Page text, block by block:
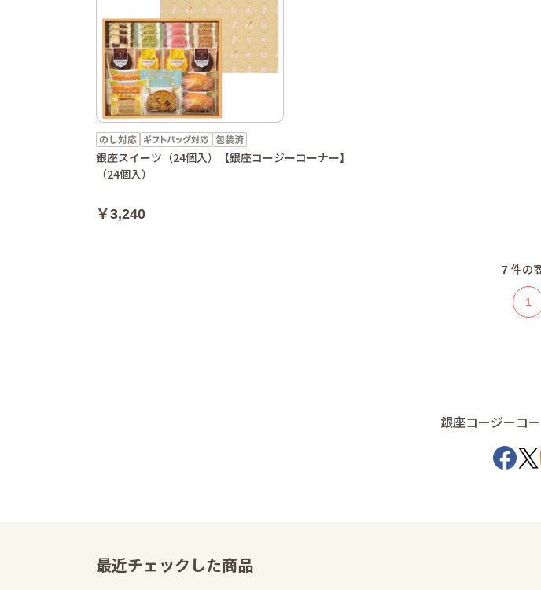
銀座スイーツ（24個入）【銀座コージーコーナー】
（24個入）
￥3,240
7 件の
1
銀座コージーコ
最近チェックした商品